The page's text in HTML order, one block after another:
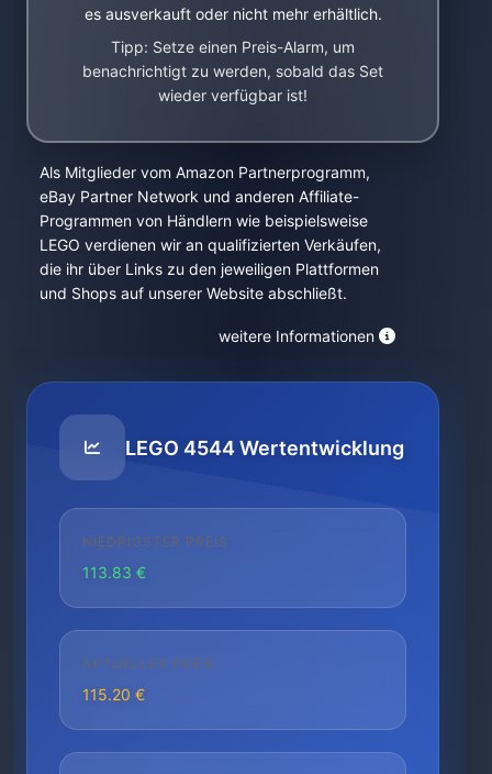
es ausverkauft oder nicht mehr erhältlich.
Tipp: Setze einen Preis-Alarm, um
benachrichtigt zu werden, sobald das Set
wieder verfügbar ist!
Als Mitglieder vom Amazon Partnerprogramm,
eBay Partner Network und anderen Affiliate-
Programmen von Händlern wie beispielsweise
LEGO verdienen wir an qualifizierten Verkäufen,
die ihr über Links zu den jeweiligen Plattformen
und Shops auf unserer Website abschließt.
weitere Informationen
LEGO 4544 Wertentwicklung
NIEDRIGSTER PREIS
113.83 €
AKTUELLER PREIS
115.20 €